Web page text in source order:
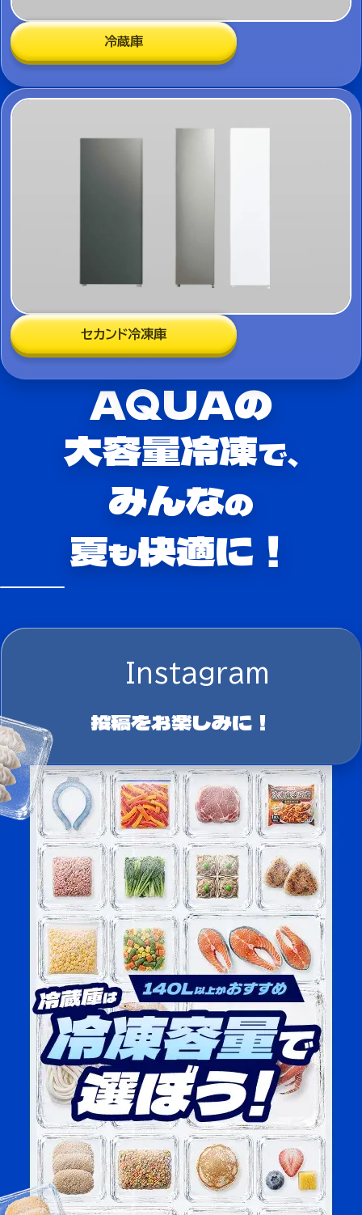
冷蔵庫
セカンド冷凍庫
A
UAの
大容量冷凍で、
みんなの
夏も快適に！
Instagram
投稿をお楽しみに！